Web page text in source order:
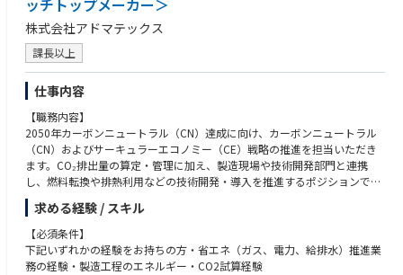
• バイオ医薬品メーカーおよび／またはCDMOとの業務経験。
• ダウンストリーム処理および精製アプリケーションに関する知識。
• ライフサイエンス業界におけるテクニカルセールスの経験。
• SalesforceなどのCRMツールの使用経験。
• 自発的で成果志向であり、強い責任感を持っています。
• 新規事業の開発や顧客関係の拡大に情熱を注いでいます。
• 優れた問題解決能力とコンサルティング型営業スキルを有しています。
• 技術部門および営業部門のステークホルダー双方と効果的にコミュニケ
ーションをとることができます。
• 部門や地域を越えて効果的に連携できる、協調性のあるチームプレイヤ
ーです。
• 変化が激しく、常に進化し続ける市場環境においても、柔軟に対応し、
快適に業務を遂行できます。
ッチトップメーカー＞
株式会社アドマテックス
課長以上
仕事内容
【職務内容】
2050年カーボンニュートラル（CN）達成に向け、カーボンニュートラル
（CN）およびサーキュラーエコノミー（CE）戦略の推進を担当いただき
ます。CO₂排出量の算定・管理に加え、製造現場や技術開発部門と連携
し、燃料転換や排熱利用などの技術開発・導入を推進するポジションで
す。
【主な業務内容】
- 組織全体および製品別（CFP）のCO₂排出量算定、第三者検証対応
- LPGからLNG・水素への燃料転換に向けた技術開発計画の立案・推進
- 排熱利用などの省エネ・CO₂削減施策の企画・導入支援
求める経験 / スキル
【必須条件】
下記いずれかの経験をお持ちの方・省エネ（ガス、電力、給排水）推進業
務の経験・製造工程のエネルギー・CO2試算経験